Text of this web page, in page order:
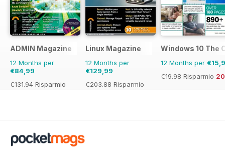
ADMIN Magazine
12 Months per
€84,99
€131.94 Risparmio
Linux Magazine
12 Months per
€129,99
€203.88 Risparmio
Windows 10 The
12 Months per
€19.98 Risparmio